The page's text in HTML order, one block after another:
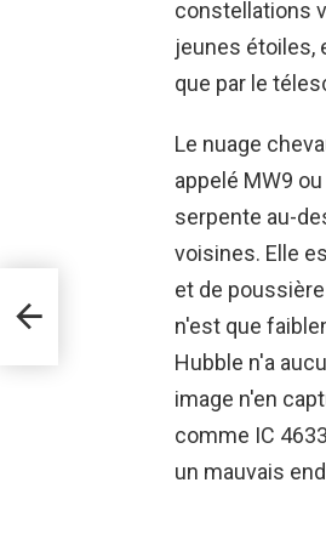
constellations
jeunes étoiles,
que par le
Le nuage
appelé MW9
serpente au-
voisines. Elle
et de
n'est que
Hubble n'a
image n'en
comme IC
un mauvais